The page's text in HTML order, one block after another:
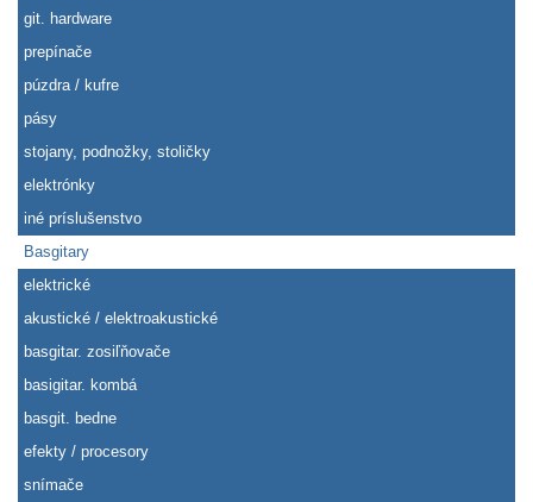
git. hardware
prepínače
púzdra / kufre
pásy
stojany, podnožky, stoličky
elektrónky
iné príslušenstvo
Basgitary
elektrické
akustické / elektroakustické
basgitar. zosiľňovače
basigitar. kombá
basgit. bedne
efekty / procesory
snímače